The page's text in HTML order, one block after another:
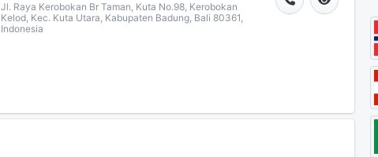
Jl. Raya Kerobokan Br Taman, Kuta No.98, Kerobokan
Kelod, Kec. Kuta Utara, Kabupaten Badung, Bali 80361,
Indonesia